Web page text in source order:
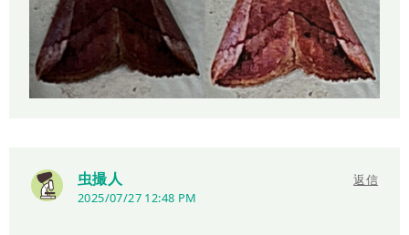
虫撮人
2025/07/27 12:48 PM
返信